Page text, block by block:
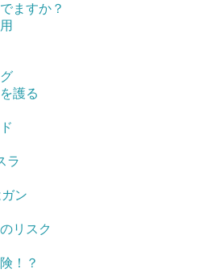
ますか？
護る
ラ
ン
リスク
！？